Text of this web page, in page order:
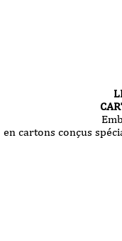
en cartons conçus